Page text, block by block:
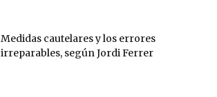
Medidas cautelares y los errores
irreparables, según Jordi Ferrer